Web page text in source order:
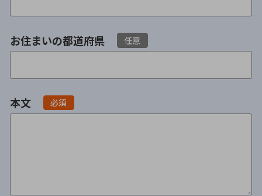
お住まいの都道府県 任意
本文 必須